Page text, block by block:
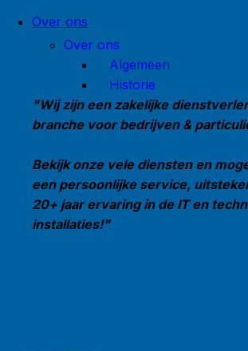
Over ons
Over ons
Algemeen
Historie
"Wij zijn een zakelijke
branche voor bedrijven &
Bekijk onze vele diensten en
een persoonlijke service,
20+ jaar ervaring in de IT en
installaties!"